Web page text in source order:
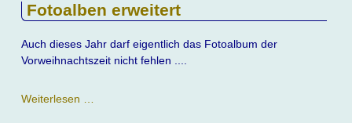
Fotoalben erweitert
Auch dieses Jahr darf eigentlich das Fotoalbum der
Vorweihnachtszeit nicht fehlen ....
Weiterlesen …